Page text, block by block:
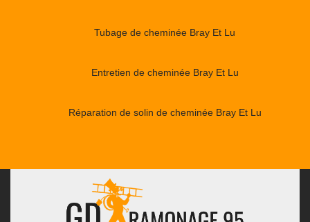
Tubage de cheminée Bray Et Lu
Entretien de cheminée Bray Et Lu
Réparation de solin de cheminée Bray Et Lu